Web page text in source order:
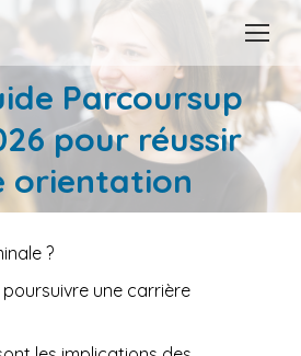
Parcoursup
pour réussir
orientation
Vous êtes ici :
?
une carrière